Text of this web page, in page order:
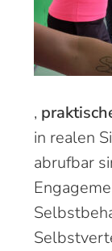
,
in realen
abrufbar